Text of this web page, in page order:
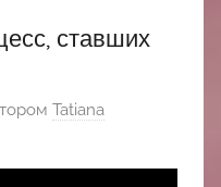
ставших
Tatiana